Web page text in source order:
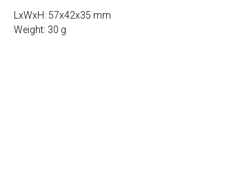
LxWxH: 57x42x35 mm
Weight: 30 g